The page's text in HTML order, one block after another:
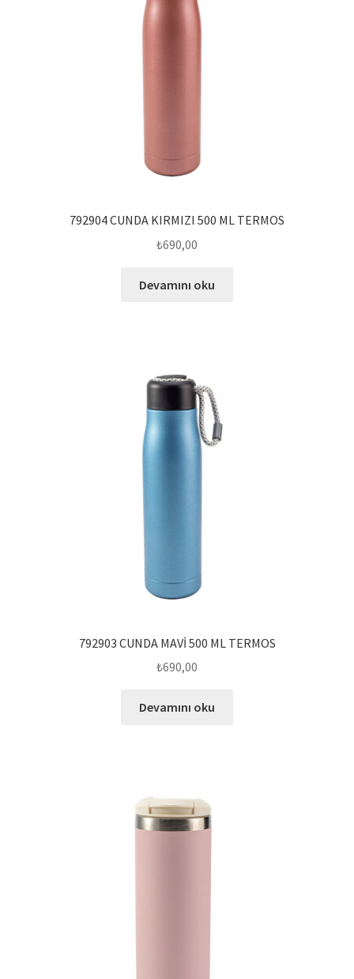
792904 CUNDA KIRMIZI 500 ML TERMOS
₺690,00
Devamını oku
792903 CUNDA MAVİ 500 ML TERMOS
₺690,00
Devamını oku